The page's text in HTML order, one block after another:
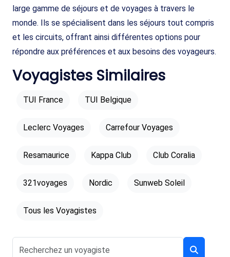
large gamme de séjours et de voyages à travers le
monde. Ils se spécialisent dans les séjours tout compris
et les circuits, offrant ainsi différentes options pour
répondre aux préférences et aux besoins des voyageurs.
Voyagistes Similaires
TUI France TUI Belgique
Leclerc Voyages Carrefour Voyages
Resamaurice Kappa Club Club Coralia
321voyages Nordic Sunweb Soleil
Tous les Voyagistes